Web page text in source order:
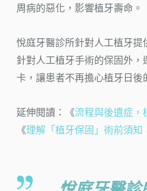
周病的惡化，影響植牙壽命。
悅庭牙醫診所針對人工植牙提
針對人工植牙手術的保固外
卡，讓患者不再擔心植牙日後
延伸閱讀：《流程與後遺症，
《理解「植牙保固」術前須知